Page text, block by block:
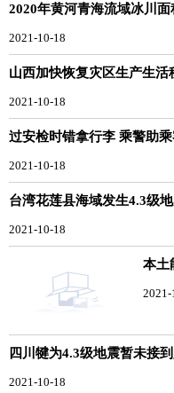
2020年黄河青海流域冰川
2021-10-18
山西加快恢复灾区生产生
2021-10-18
过安检时错拿行李 乘警助
2021-10-18
台湾花莲县海域发生4.3级
2021-10-18
本土
四川犍为4.3级地震暂未接
2021-10-18